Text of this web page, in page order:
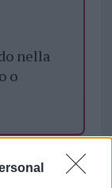
nella
o